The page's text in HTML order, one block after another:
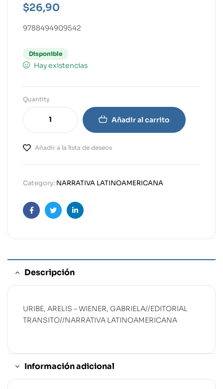
$26,90
9788494909542
Disponible
Hay existencias
Quantity
Añadir al carrito
Añadir a la lista de deseos
Category: NARRATIVA LATINOAMERICANA
FacebookTwitterLinkedin
Descripción
URIBE, ARELIS – WIENER, GABRIELA//EDITORIAL
TRANSITO//NARRATIVA LATINOAMERICANA
Información adicional